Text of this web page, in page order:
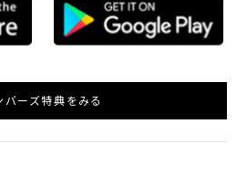
バーズ特典をみる